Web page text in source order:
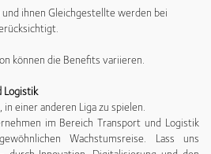
ihnen Gleichgestellte werden bei
können die Benefits variieren.
Logistik
einer anderen Liga zu spielen.
im Bereich Transport und Logistik
Wachstumsreise. Lass uns